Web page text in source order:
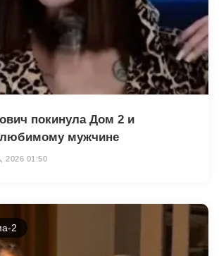
покинула Дом 2 и
любимому мужчине
2026 01:50
2